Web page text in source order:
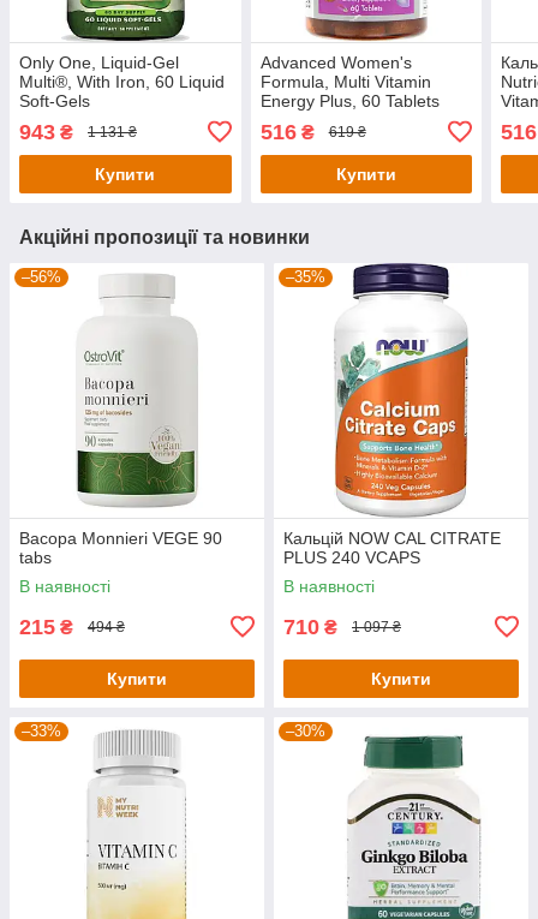
Only One, Liquid-Gel
Multi®, With Iron, 60 Liquid
Soft-Gels
943 ₴ 1 131 ₴
Купити
Advanced Women's
Formula, Multi Vitamin
Energy Plus, 60 Tablets
516₴ 619 ₴
Купити
516
Акційні пропозиції та новинки
–56%
Bacopa Monnieri VEGE 90
tabs
В наявності
215 ₴ 494 ₴
Купити
–35%
Кальцій NOW CAL CITRATE
PLUS 240 VCAPS
В наявності
710 ₴ 1 097 ₴
Купити
–33% –30%